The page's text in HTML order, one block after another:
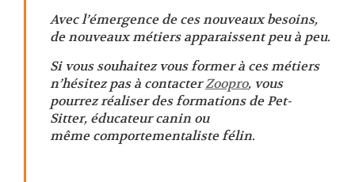
Avec l’émergence de ces nouveaux besoins,
de nouveaux métiers apparaissent peu à peu.
Si vous souhaitez vous former à ces métiers
n’hésitez pas à contacterZoopro, vous
pourrez réaliser des formations de Pet-
Sitter, éducateur canin ou
même comportementaliste félin.